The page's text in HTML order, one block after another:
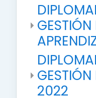
GESTIÓN
2022